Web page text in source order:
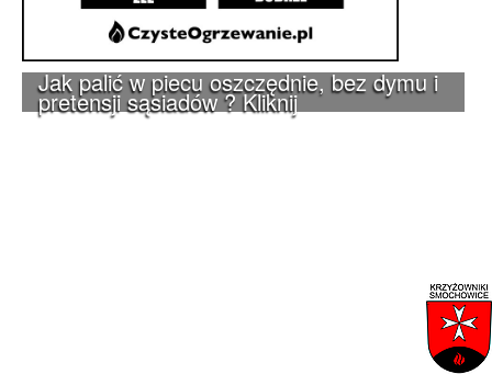
Jak palić w piecu oszczędnie, bez dymu i
pretensji sąsiadów ? Kliknij